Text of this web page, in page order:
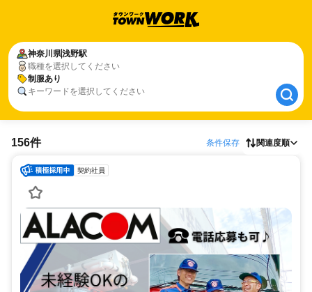
神奈川県浅野駅
職種を選択してください
制服あり
キーワードを選択してください
神奈川県浅野駅
制服あり
156件 条件保存 関連度順
契約社員